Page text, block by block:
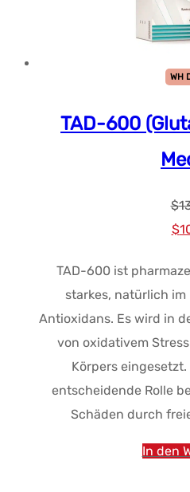
WH
TAD-600
$
$
TAD-600 ist
starkes, natürlich im
Antioxidans. Es wird in
von oxidativem
Körpers
entscheidende Rolle
Schäden durch
In den